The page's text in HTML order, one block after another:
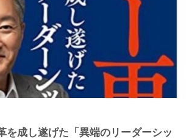
を成し遂げた「異端のリーダーシッ